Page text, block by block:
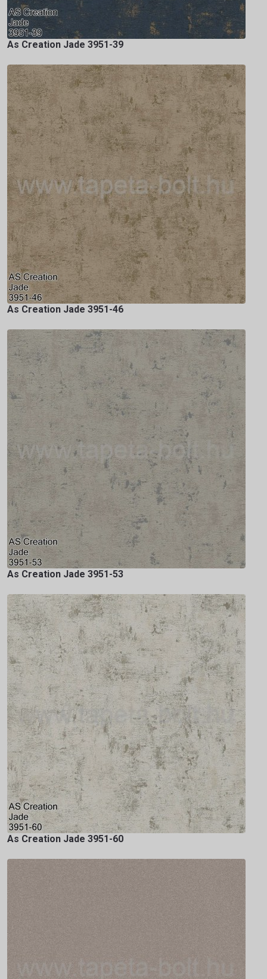
As Creation Jade 3951-39
As Creation Jade 3951-46
As Creation Jade 3951-53
As Creation Jade 3951-60